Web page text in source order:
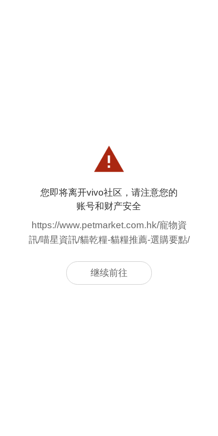
您即将离开vivo社区，请注意您的
账号和财产安全
https://www.petmarket.com.hk/寵物資
訊/喵星資訊/貓乾糧-貓糧推薦-選購要點/
继续前往